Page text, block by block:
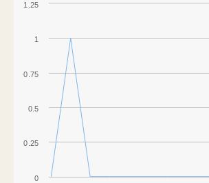
0
1
0.25
0.5
0.75
1.25